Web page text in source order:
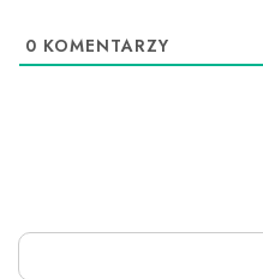
0 KOMENTARZY